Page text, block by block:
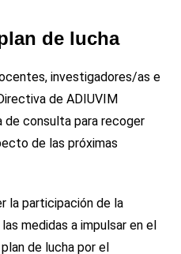
de lucha
investigadores/as e
de ADIUVIM
de consulta para recoger
de las próximas
la participación de la
medidas a impulsar en el
de lucha por el